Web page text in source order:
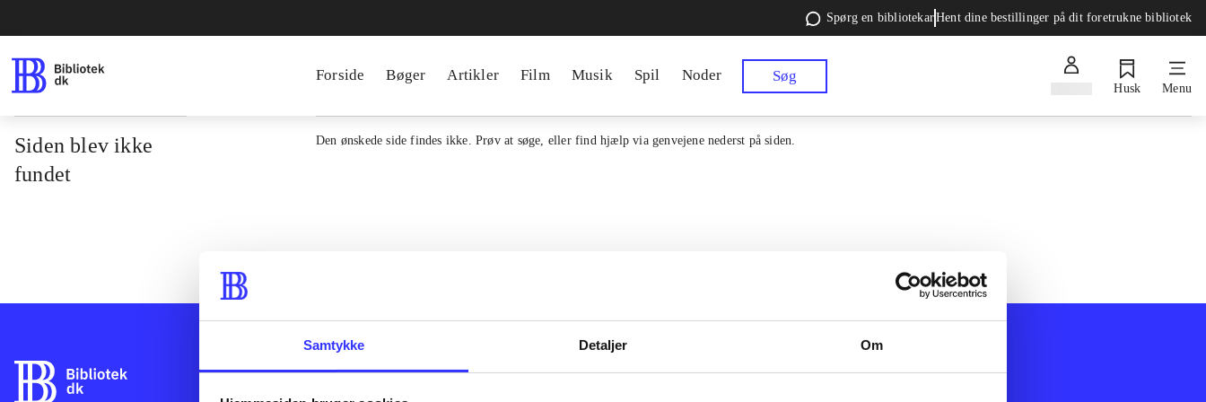
Samtykke Detaljer Om
Spørg en bibliotekarHent dine bestillinger på dit foretrukne bibliotek
Forside Bøger Artikler Film Musik Spil Noder Søg
Husk Menu
Siden blev ikke
fundet
Den ønskede side findes ikke. Prøv at søge, eller find hjælp via genvejene nederst på siden.
Bibliotek.dk er en samlet indgang til alle danske
Kontakt os Afdelinger